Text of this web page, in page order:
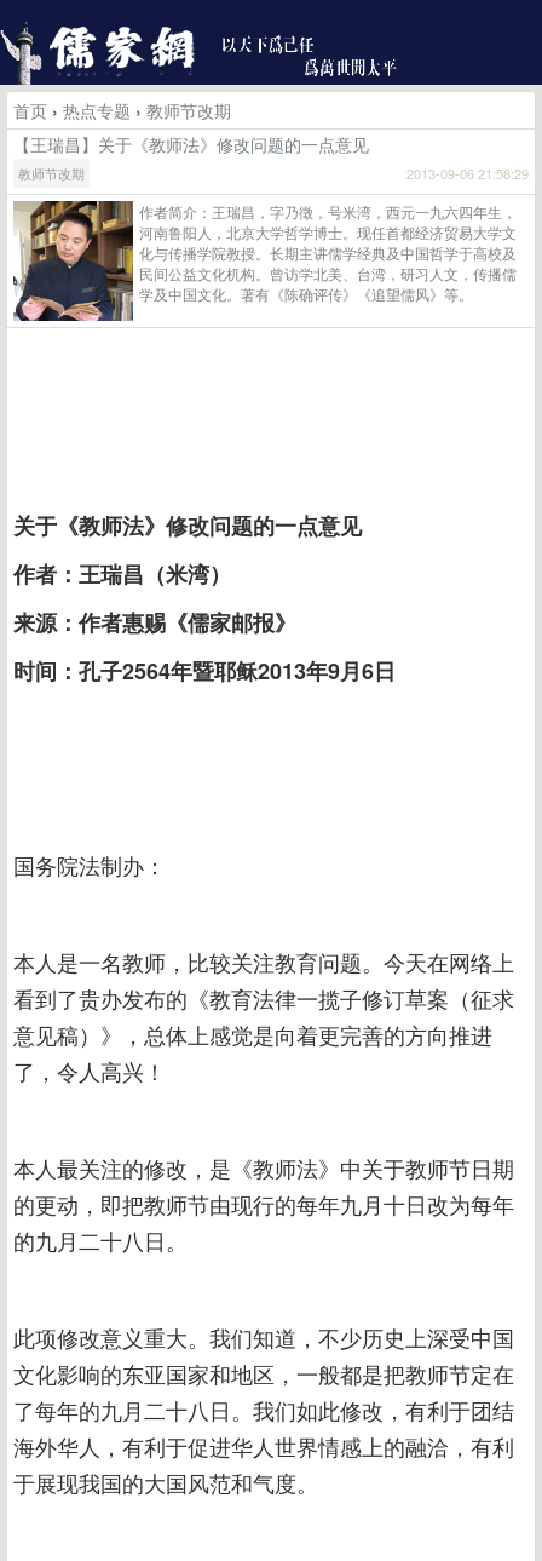
首页 › 热点专题 › 教师节改期
【王瑞昌】关于《教师法》修改问题的一点意见
教师节改期 2013-09-06 21:58:29
作者简介：王瑞昌，字乃徵，号米湾，西元一九六四年生，
河南鲁阳人，北京大学哲学博士。现任首都经济贸易大学文
化与传播学院教授。长期主讲儒学经典及中国哲学于高校及
民间公益文化机构。曾访学北美、台湾，研习人文，传播儒
学及中国文化。著有《陈确评传》《追望儒风》等。
关于《教师法》修改问题的一点意见
作者：王瑞昌（米湾）
来源：作者惠赐《儒家邮报》
时间：孔子2564年暨耶稣2013年9月6日
国务院法制办：
本人是一名教师，比较关注教育问题。今天在网络上
看到了贵办发布的《教育法律一揽子修订草案（征求
意见稿）》，总体上感觉是向着更完善的方向推进
了，令人高兴！
本人最关注的修改，是《教师法》中关于教师节日期
的更动，即把教师节由现行的每年九月十日改为每年
的九月二十八日。
此项修改意义重大。我们知道，不少历史上深受中国
文化影响的东亚国家和地区，一般都是把教师节定在
了每年的九月二十八日。我们如此修改，有利于团结
海外华人，有利于促进华人世界情感上的融洽，有利
于展现我国的大国风范和气度。